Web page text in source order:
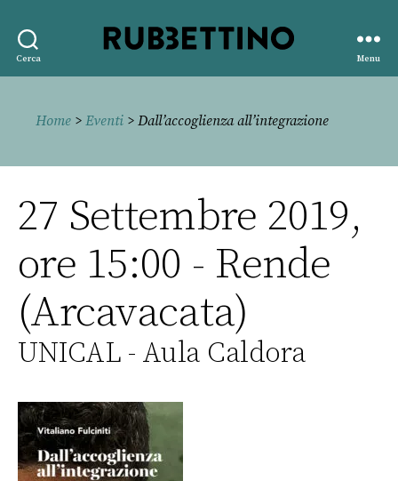
Cerca
editore
Menu
Home > Eventi > Dall’accoglienza all’integrazione
27 Settembre 2019,
ore 15:00 - Rende
(Arcavacata)
UNICAL - Aula Caldora